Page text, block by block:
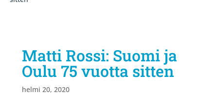
Matti Rossi: Suomi ja
Oulu 75 vuotta sitten
helmi 20, 2020